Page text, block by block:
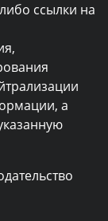
ссылки на
а